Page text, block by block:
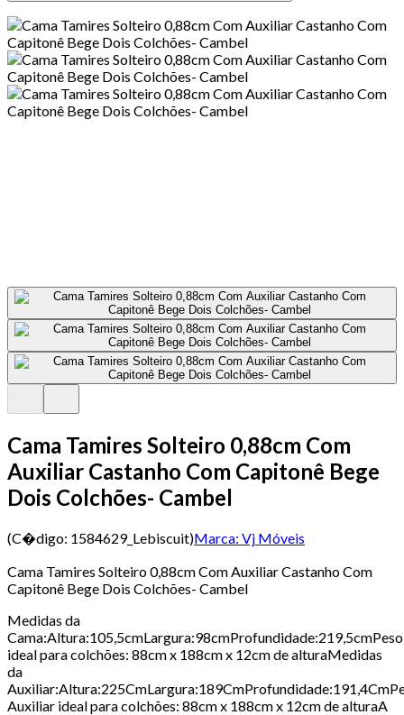
Cama Tamires Solteiro 0,88cm Com
Auxiliar Castanho Com Capitonê Bege
Dois Colchões- Cambel
(C�digo: 1584629_Lebiscuit)Marca: Vj Móveis
Cama Tamires Solteiro 0,88cm Com Auxiliar Castanho Com
Capitonê Bege Dois Colchões- Cambel
Medidas da
ideal para colchões: 88cm x 188cm x 12cm de alturaMedidas
da
Auxiliar ideal para colchões: 88cm x 188cm x 12cm de alturaA